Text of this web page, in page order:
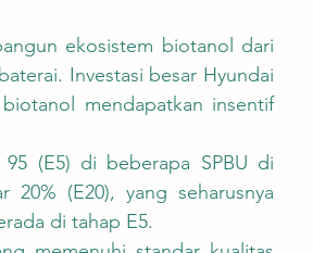
Investasi besar Hyundai
mendapatkan insentif
20% (E20), yang seharusnya
di tahap E5.